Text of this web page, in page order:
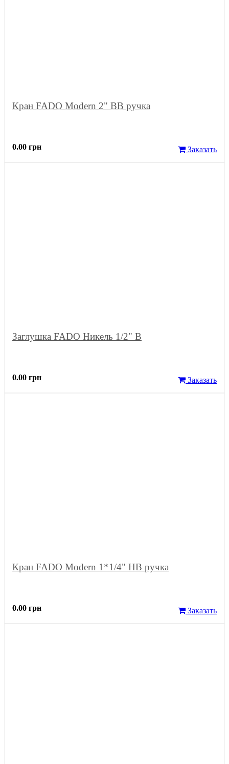
Кран FADO Modern 2" ВВ ручка
0.00 грн Заказать
Заглушка FADO Никель 1/2" В
0.00 грн Заказать
Кран FADO Modern 1*1/4" НВ ручка
0.00 грн Заказать